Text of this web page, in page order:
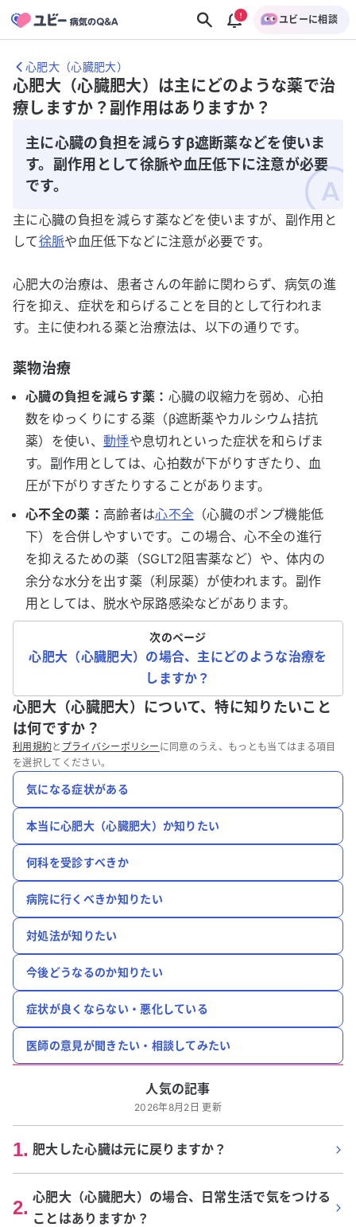
ユビーに相談
心肥大（心臓肥大）
心肥大（心臓肥大）は主にどのような薬で治
療しますか？副作用はありますか？
主に心臓の負担を減らすβ遮断薬などを使いま
す。副作用として徐脈や血圧低下に注意が必要
です。
主に心臓の負担を減らす薬などを使いますが、副作用と
して徐脈や血圧低下などに注意が必要です。
心肥大の治療は、患者さんの年齢に関わらず、病気の進
行を抑え、症状を和らげることを目的として行われま
す。主に使われる薬と治療法は、以下の通りです。
薬物治療
心臓の負担を減らす薬： 心臓の収縮力を弱め、心拍
数をゆっくりにする薬（β遮断薬やカルシウム拮抗
薬）を使い、 動悸や息切れといった症状を和らげま
す。副作用としては、心拍数が下がりすぎたり、血
圧が下がりすぎたりすることがあります。
心不全の薬： 高齢者は心不全 （心臓のポンプ機能低
下）を合併しやすいです。この場合、心不全の進行
を抑えるための薬（SGLT2阻害薬など）や、体内の
余分な水分を出す薬（利尿薬）が使われます。副作
用としては、脱水や尿路感染などがあります。
次のページ
心肥大（心臓肥大）の場合、主にどのような治療を
しますか？
心肥大（心臓肥大）について、特に知りたいこと
は何ですか？
利用規約と プライバシーポリシー に同意のうえ、もっとも当てはまる項目
を選択してください。
気になる症状がある
本当に心肥大（心臓肥大）か知りたい
何科を受診すべきか
病院に行くべきか知りたい
対処法が知りたい
今後どうなるのか知りたい
症状が良くならない・悪化している
医師の意見が聞きたい・相談してみたい
人気の記事
2026年8月2日 更新
1. 肥大した心臓は元に戻りますか？
2. 心肥大（心臓肥大）の場合、日常生活で気をつける
ことはありますか？